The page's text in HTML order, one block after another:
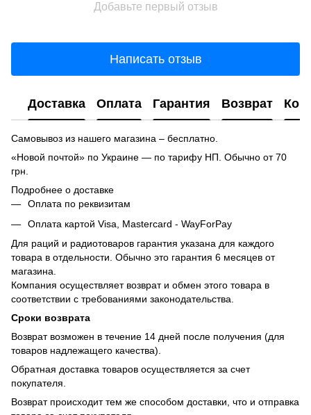
Добавьте первый отзыв
Написать отзыв
Доставка Оплата Гарантия Возврат
Самовывоз из нашего магазина – бесплатно.
«Новой почтой» по Украине — по тарифу НП. Обычно от 70
грн.
Подробнее о доставке
Оплата по реквизитам
Оплата картой Visa, Mastercard - WayForPay
Для раций и радиотоваров гарантия указана для каждого
товара в отдельности. Обычно это гарантия 6 месяцев от
магазина.
Компания осуществляет возврат и обмен этого товара в
соответствии с требованиями законодательства.
Сроки возврата
Возврат возможен в течение 14 дней после получения (для
товаров надлежащего качества).
Обратная доставка товаров осуществляется за счет
покупателя.
Возврат происходит тем же способом доставки, что и отправка